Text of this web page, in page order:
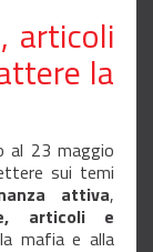
articoli
la
al 23 maggio
sui temi
attiva,
articoli e
mafia e alla